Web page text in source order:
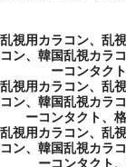
乱視用カラコン、乱
コン、韓国乱視カラ
ーコンタク
乱視用カラコン、乱
コン、韓国乱視カラ
ーコンタクト、
乱視用カラコン、乱
コン、韓国乱視カラ
ーコンタクト